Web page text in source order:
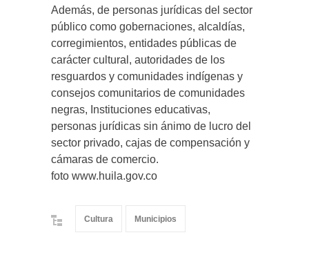
Además, de personas jurídicas del sector
público como gobernaciones, alcaldías,
corregimientos, entidades públicas de
carácter cultural, autoridades de los
resguardos y comunidades indígenas y
consejos comunitarios de comunidades
negras, Instituciones educativas,
personas jurídicas sin ánimo de lucro del
sector privado, cajas de compensación y
cámaras de comercio.
foto www.huila.gov.co
Cultura Municipios